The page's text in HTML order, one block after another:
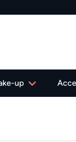
up